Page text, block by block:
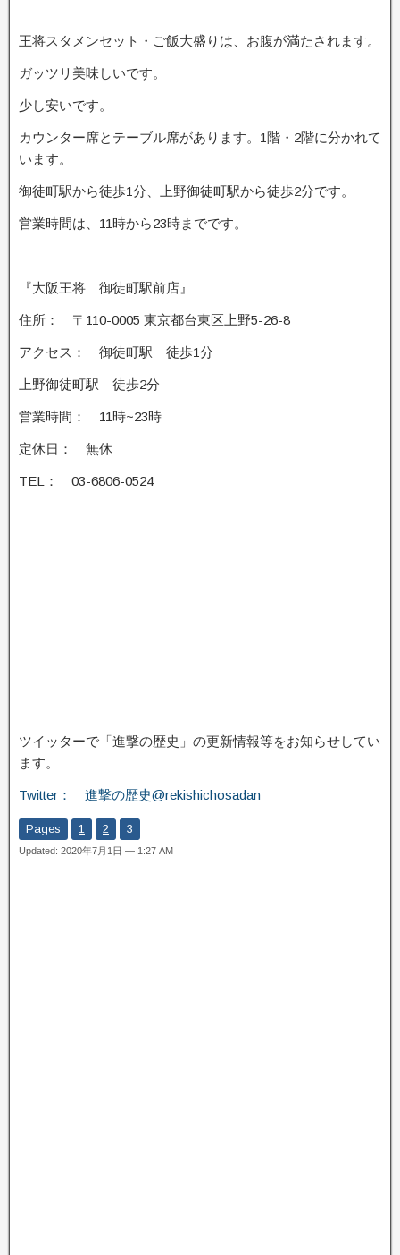
王将スタメンセット・ご飯大盛りは、お腹が満たされます。
ガッツリ美味しいです。
少し安いです。
カウンター席とテーブル席があります。1階・2階に分かれて
います。
御徒町駅から徒歩1分、上野御徒町駅から徒歩2分です。
営業時間は、11時から23時までです。
『大阪王将 御徒町駅前店』
住所： 〒110-0005 東京都台東区上野5-26-8
アクセス： 御徒町駅 徒歩1分
上野御徒町駅 徒歩2分
営業時間： 11時~23時
定休日： 無休
TEL： 03-6806-0524
ツイッターで「進撃の歴史」の更新情報等をお知らせしてい
ます。
Twitter： 進撃の歴史@rekishichosadan
Pages 1 2 3
Updated: 2020年7月1日 — 1:27 AM